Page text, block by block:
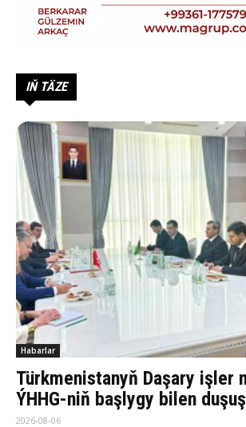
IŇ TÄZE
Habarlar
Türkmenistanyň Daşary işler
ÝHHG-niň başlygy bilen
2026-08-06